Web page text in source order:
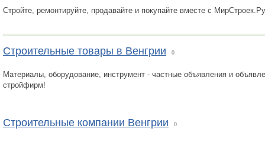
Стройте, ремонтируйте, продавайте и покупайте вместе с
Строительные товары в Венгрии 0
Материалы, оборудование, инструмент - частные объявления и
стройфирм!
Строительные компании Венгрии 0